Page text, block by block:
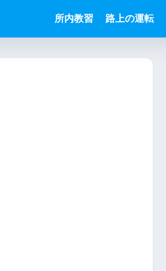
所内教習 路上の運転